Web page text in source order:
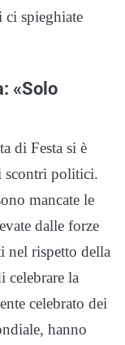
ci spieghiate
«Solo
di Festa si è
scontri politici.
mancate le
dalle forze
nel rispetto della
celebrare la
celebrato dei
hanno